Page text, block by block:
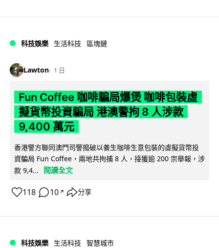
科技娛樂 生活科技 區塊鏈
Lawton 1 日
Fun Coffee 咖啡騙局爆煲 咖啡包裝虛
擬貨幣投資騙局 港澳警拘 8 人涉款
9,400 萬元
香港警方聯同澳門司警搗破以養生咖啡生意包裝的虛擬貨幣投
資騙局 Fun Coffee，兩地共拘捕 8 人，接獲逾 200 宗舉報，涉
款 9,4...
閱讀全文
118 10 ↗ 分享
科技娛樂 生活科技 智慧城市